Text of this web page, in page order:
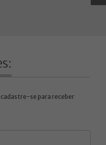
se para receber